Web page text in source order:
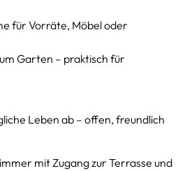
für Vorräte, Möbel oder
Garten – praktisch für
Leben ab – offen, freundlich
mit Zugang zur Terrasse und